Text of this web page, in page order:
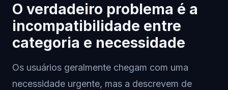
O verdadeiro problema é a
incompatibilidade entre
categoria e necessidade
Os usuários geralmente chegam com uma
necessidade urgente, mas a descrevem de